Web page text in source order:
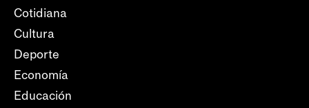
Cotidiana
Cultura
Deporte
Economía
Educación